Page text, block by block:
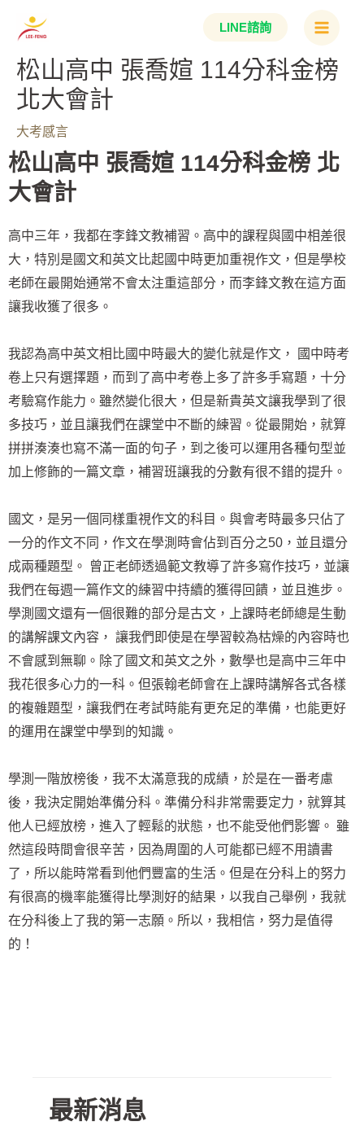
LINE諮詢
Main
Menu
松山高中 張喬媗 114分科金榜
北大會計
大考感言
松山高中 張喬媗 114分科金榜 北
大會計
高中三年，我都在李鋒文教補習。高中的課程與國中相差很
大，特別是國文和英文比起國中時更加重視作文，但是學校
老師在最開始通常不會太注重這部分，而李鋒文教在這方面
讓我收獲了很多。
我認為高中英文相比國中時最大的變化就是作文， 國中時考
卷上只有選擇題，而到了高中考卷上多了許多手寫題，十分
考驗寫作能力。雖然變化很大，但是新貴英文讓我學到了很
多技巧，並且讓我們在課堂中不斷的練習。從最開始，就算
拼拼湊湊也寫不滿一面的句子，到之後可以運用各種句型並
加上修飾的一篇文章，補習班讓我的分數有很不錯的提升。
國文，是另一個同樣重視作文的科目。與會考時最多只佔了
一分的作文不同，作文在學測時會佔到百分之50，並且還分
成兩種題型。 曾正老師透過範文教導了許多寫作技巧，並讓
我們在每週一篇作文的練習中持續的獲得回饋，並且進步。
學測國文還有一個很難的部分是古文，上課時老師總是生動
的講解課文內容， 讓我們即使是在學習較為枯燥的內容時也
不會感到無聊。除了國文和英文之外，數學也是高中三年中
我花很多心力的一科。但張翰老師會在上課時講解各式各樣
的複雜題型，讓我們在考試時能有更充足的準備，也能更好
的運用在課堂中學到的知識。
學測一階放榜後，我不太滿意我的成績，於是在一番考慮
後，我決定開始準備分科。準備分科非常需要定力，就算其
他人已經放榜，進入了輕鬆的狀態，也不能受他們影響。 雖
然這段時間會很辛苦，因為周圍的人可能都已經不用讀書
了，所以能時常看到他們豐富的生活。但是在分科上的努力
有很高的機率能獲得比學測好的結果，以我自己舉例，我就
在分科後上了我的第一志願。所以，我相信，努力是值得
的！
最新消息